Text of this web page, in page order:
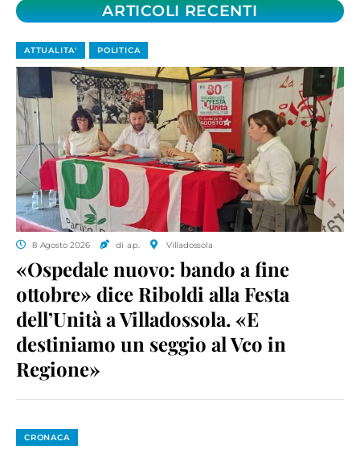
ARTICOLI RECENTI
ATTUALITA' POLITICA
8 Agosto 2026 di a.p. Villadossola
«Ospedale nuovo: bando a fine
ottobre» dice Riboldi alla Festa
dell’Unità a Villadossola. «E
destiniamo un seggio al Vco in
Regione»
CRONACA